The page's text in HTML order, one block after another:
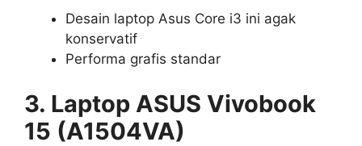
Desain laptop Asus Core i3 ini agak
konservatif
Performa grafis standar
3. Laptop ASUS Vivobook
15 (A1504VA)